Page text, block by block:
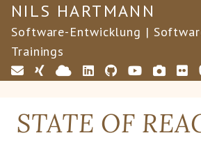
NILS HARTMANN
Software-Entwicklung |
Trainings
STATE OF